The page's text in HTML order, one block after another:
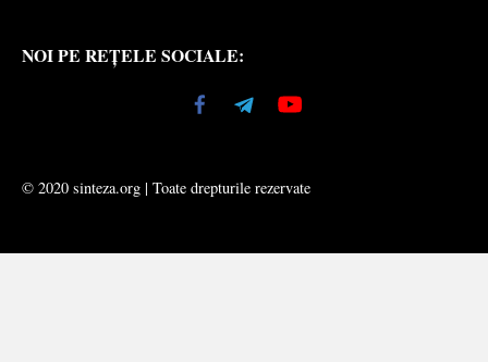
NOI PE REȚELE SOCIALE:
© 2020 sinteza.org | Toate drepturile rezervate